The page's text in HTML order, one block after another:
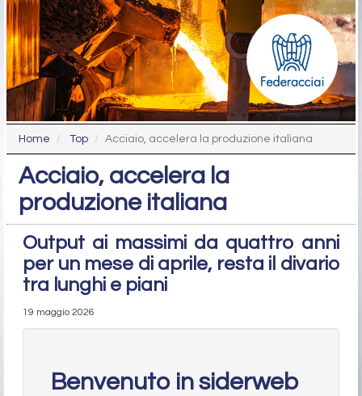
Home Top Acciaio, accelera la produzione italiana
Acciaio, accelera la
produzione italiana
Output ai massimi da quattro anni
per un mese di aprile, resta il divario
tra lunghi e piani
19 maggio 2026
Benvenuto in siderweb